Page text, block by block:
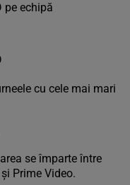
pe echipă
cu cele mai mari
se împarte între
Prime Video.